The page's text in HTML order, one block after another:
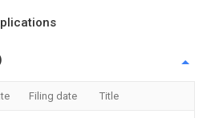
Filing date Title